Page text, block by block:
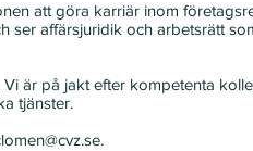
att göra karriär inom
ser affärsjuridik och arbetsrätt
är på jakt efter kompetenta
tjänster.
.